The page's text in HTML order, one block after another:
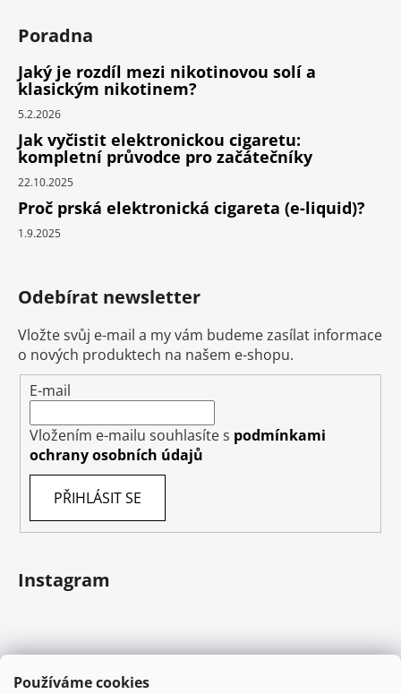
Používáme cookies
Poradna
Jaký je rozdíl mezi nikotinovou solí a
klasickým nikotinem?
5.2.2026
Jak vyčistit elektronickou cigaretu:
kompletní průvodce pro začátečníky
22.10.2025
Proč prská elektronická cigareta (e-liquid)?
1.9.2025
Odebírat newsletter
Vložte svůj e-mail a my vám budeme zasílat informace
o nových produktech na našem e-shopu.
E-mail
Vložením e-mailu souhlasíte s podmínkami
ochrany osobních údajů
PŘIHLÁSIT SE
Instagram